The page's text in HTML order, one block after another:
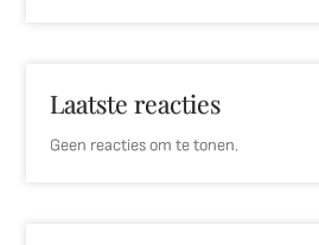
Laatste reacties
Geen reacties om te tonen.